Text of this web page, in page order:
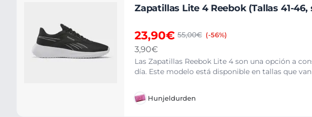
Zapatillas Lite 4 Reebok (Tallas 41-46,
23,90€ 55,00€ (-56%)
3,90€
Las Zapatillas Reebok Lite 4 son una opción a
día. Este modelo está disponible en tallas que
Hunjeldurden